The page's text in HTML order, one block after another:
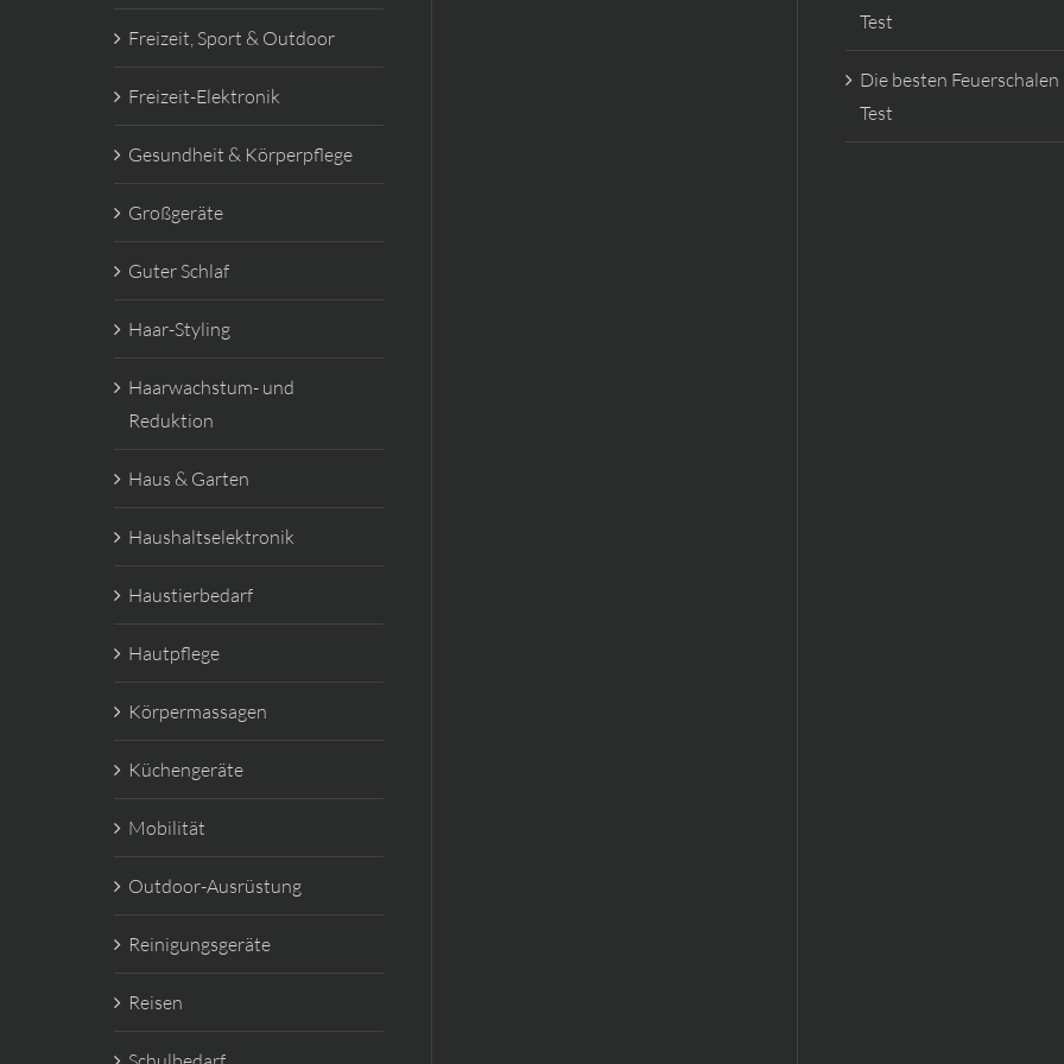
Freizeit, Sport & Outdoor
Freizeit-Elektronik
Gesundheit & Körperpflege
Großgeräte
Guter Schlaf
Haar-Styling
Haarwachstum- und
Reduktion
Haus & Garten
Haushaltselektronik
Haustierbedarf
Hautpflege
Körpermassagen
Küchengeräte
Mobilität
Outdoor-Ausrüstung
Reinigungsgeräte
Reisen
Test
Die besten Feuerschalen
Test